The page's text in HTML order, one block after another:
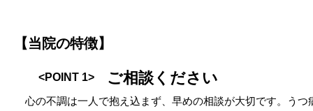
【当院の特徴】
<POINT 1> ご相談ください
心の不調は一人で抱え込まず、早めの相談が大切です。う